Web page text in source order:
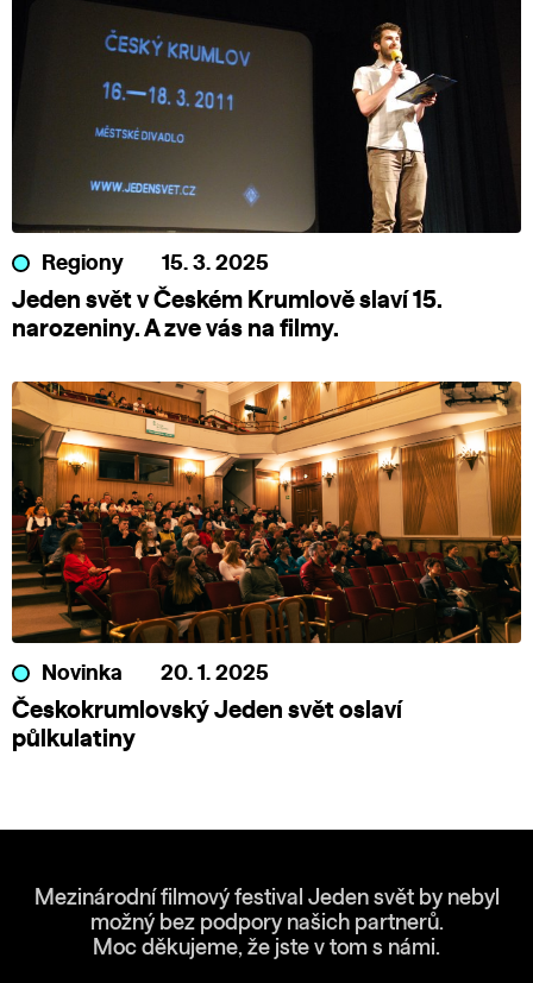
Regiony 15. 3. 2025
Jeden svět v Českém Krumlově slaví 15.
narozeniny. A zve vás na filmy.
Novinka 20. 1. 2025
Českokrumlovský Jeden svět oslaví
půlkulatiny
Mezinárodní filmový festival Jeden svět by nebyl
možný bez podpory našich partnerů.
Moc děkujeme, že jste v tom s námi.